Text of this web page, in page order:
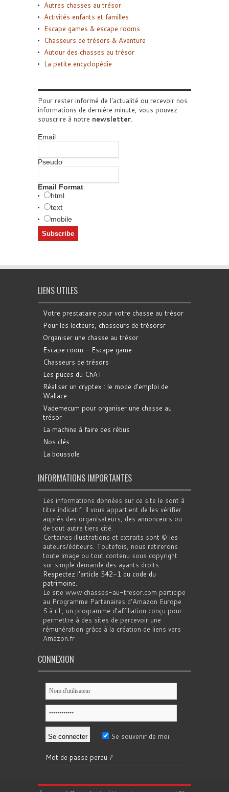
Autres chasses au trésor
Activités enfants et familles
Escape games & escape rooms
Chasseurs de trésors & Aventure
Autour des chasses au trésor
La petite encyclopédie
Pour rester informé de l'actualité ou recevoir nos
informations de dernière minute, vous pouvez
souscrire à notre newsletter.
Email
Pseudo
Email Format
html
text
mobile
LIENS UTILES
Votre prestataire pour votre chasse au trésor
Pour les lecteurs, chasseurs de trésorsr
Organiser une chasse au trésor
Escape room - Escape game
Chasseurs de trésors
Les puces du ChAT
Réaliser un cryptex : le mode d'emploi de
Wallace
Vademecum pour organiser une chasse au
trésor
La machine à faire des rébus
Nos clés
La boussole
INFORMATIONS IMPORTANTES
Les informations données sur ce site le sont à
titre indicatif. Il vous appartient de les vérifier
auprès des organisateurs, des annonceurs ou
de tout autre tiers cité.
Certaines illustrations et extraits sont © les
auteurs/éditeurs. Toutefois, nous retirerons
toute image ou tout contenu sous copyright
sur simple demande des ayants droits.
Respectez l'article 542-1 du code du
patrimoine.
Le site www.chasses-au-tresor.com participe
au Programme Partenaires d’Amazon Europe
S.à r.l., un programme d’affiliation conçu pour
permettre à des sites de percevoir une
rémunération grâce à la création de liens vers
Amazon.fr
CONNEXION
Se souvenir de moi
Mot de passe perdu ?